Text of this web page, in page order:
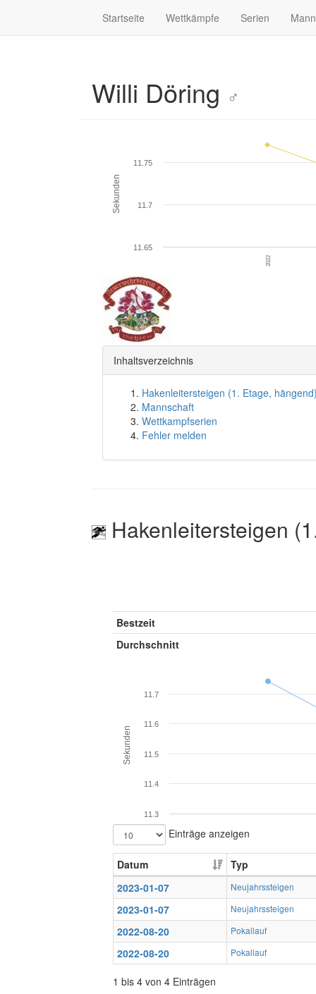
Startseite Wettkämpfe Serien
Willi Döring ♂
Sekunden
2022
11.65
11.7
11.75
Inhaltsverzeichnis
Hakenleitersteigen (1. Etage,
Mannschaft
Wettkampfserien
Fehler melden
Hakenleitersteigen
Bestzeit
Durchschnitt
Sekunden
11.3
11.4
11.5
11.6
11.7
Einträge anzeigen
Datum
Typ
2023-01-07
Neujahrssteigen
2023-01-07 Neujahrssteigen
2022-08-20 Pokallauf
2022-08-20 Pokallauf
1 bis 4 von 4 Einträgen